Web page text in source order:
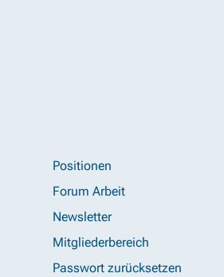
Positionen
Forum Arbeit
Newsletter
Mitgliederbereich
Passwort zurücksetzen